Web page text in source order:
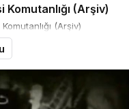
(Arşiv)
(Arşiv)